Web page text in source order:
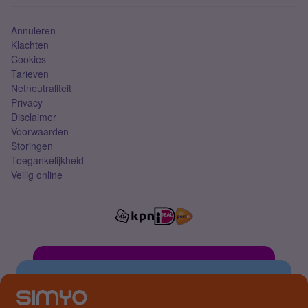
Annuleren
Klachten
Cookies
Tarieven
Netneutraliteit
Privacy
Disclaimer
Voorwaarden
Storingen
Toegankelijkheid
Veilig online